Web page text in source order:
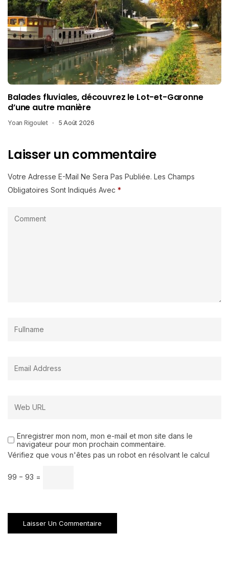
Balades fluviales, découvrez le Lot-et-Garonne
d’une autre manière
Yoan Rigoulet 5 Août 2026
Laisser un commentaire
Votre Adresse E-Mail Ne Sera Pas Publiée. Les Champs
Obligatoires Sont Indiqués Avec *
Enregistrer mon nom, mon e-mail et mon site dans le
navigateur pour mon prochain commentaire.
Vérifiez que vous n'êtes pas un robot en résolvant le calcul
99 − 93 =